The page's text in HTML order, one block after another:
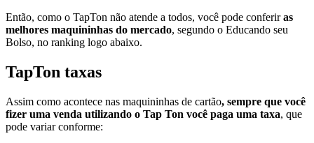
Então, como o TapTon não atende a todos, você pode conferiras
melhores maquininhas do mercado, segundo o Educando seu
Bolso, no ranking logo abaixo.
TapTon taxas
Assim como acontece nas maquininhas de cartão, sempre que você
fizer uma venda utilizando o Tap Ton você paga uma taxa, que
pode variar conforme: